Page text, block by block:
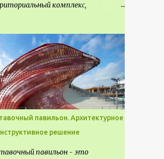
комплекс,
и географическое название.
несколько видов
которые отличаются
от друга не только оформлением,
видом деятельность происходящей
Одни используют в качестве
агрокультур. Другие для
населенных пунктов и
павильон. Архитектурное
решение
павильон - это